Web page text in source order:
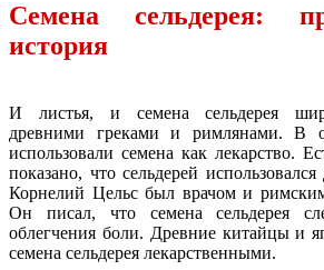
Семена сельдерея:
история
И листья, и семена сельдерея
древними греками и римлянами. В
использовали семена как лекарство.
показано, что сельдерей
Корнелий Цельс был врачом и
Он писал, что семена сельдерея
облегчения боли. Древние китайцы и
семена сельдерея лекарственными.